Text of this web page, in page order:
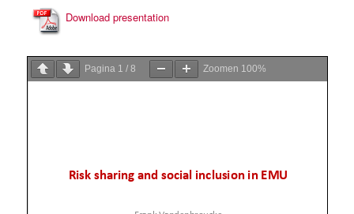
Download presentation
Pagina 1 /8 Zoomen 100%